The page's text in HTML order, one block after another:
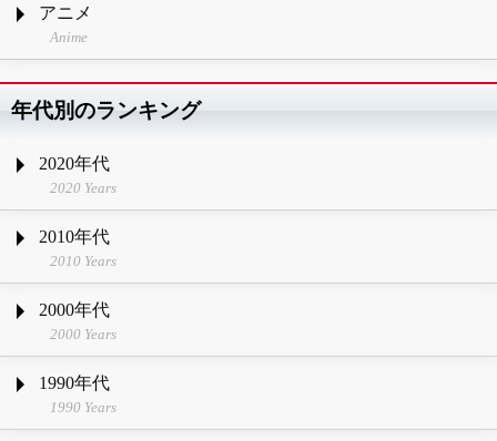
アニメ
Anime
年代別のランキング
2020年代
2020 Years
2010年代
2010 Years
2000年代
2000 Years
1990年代
1990 Years